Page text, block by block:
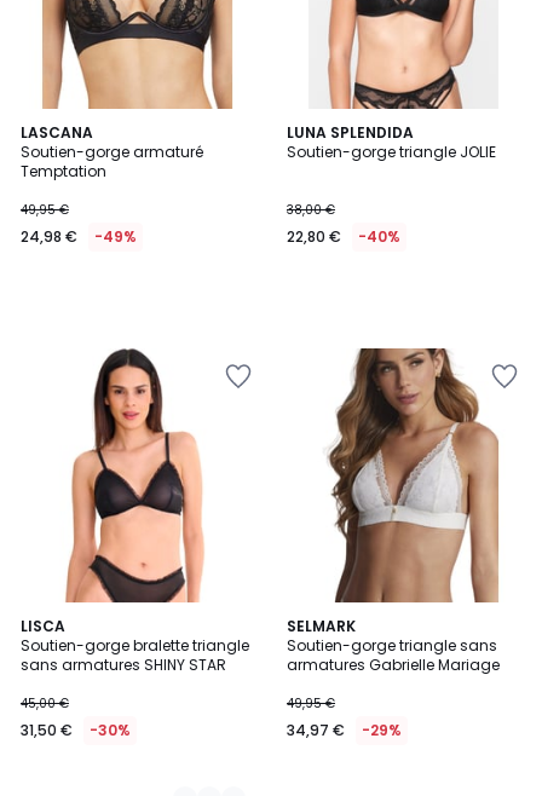
LASCANA
Soutien-gorge armaturé
Temptation
49,95 €
24,98 € -49%
LUNA SPLENDIDA
Soutien-gorge triangle JOLIE
38,00 €
22,80 € -40%
LISCA
Soutien-gorge bralette triangle
sans armatures SHINY STAR
45,00 €
31,50 € -30%
2
Couleurs
SELMARK
Soutien-gorge triangle sans
armatures Gabrielle Mariage
49,95 €
34,97 € -29%